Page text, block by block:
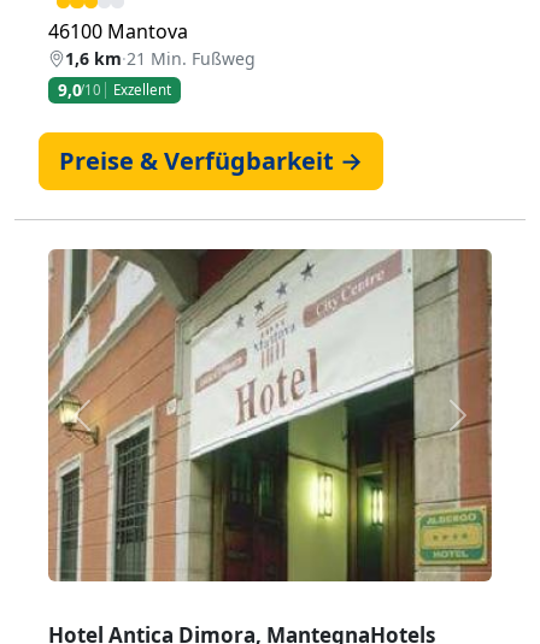
46100 Mantova
1,6 km·21 Min. Fußweg
9,0/10 Exzellent
Preise & Verfügbarkeit →
Zurück Weiter
Hotel Antica Dimora, MantegnaHotels